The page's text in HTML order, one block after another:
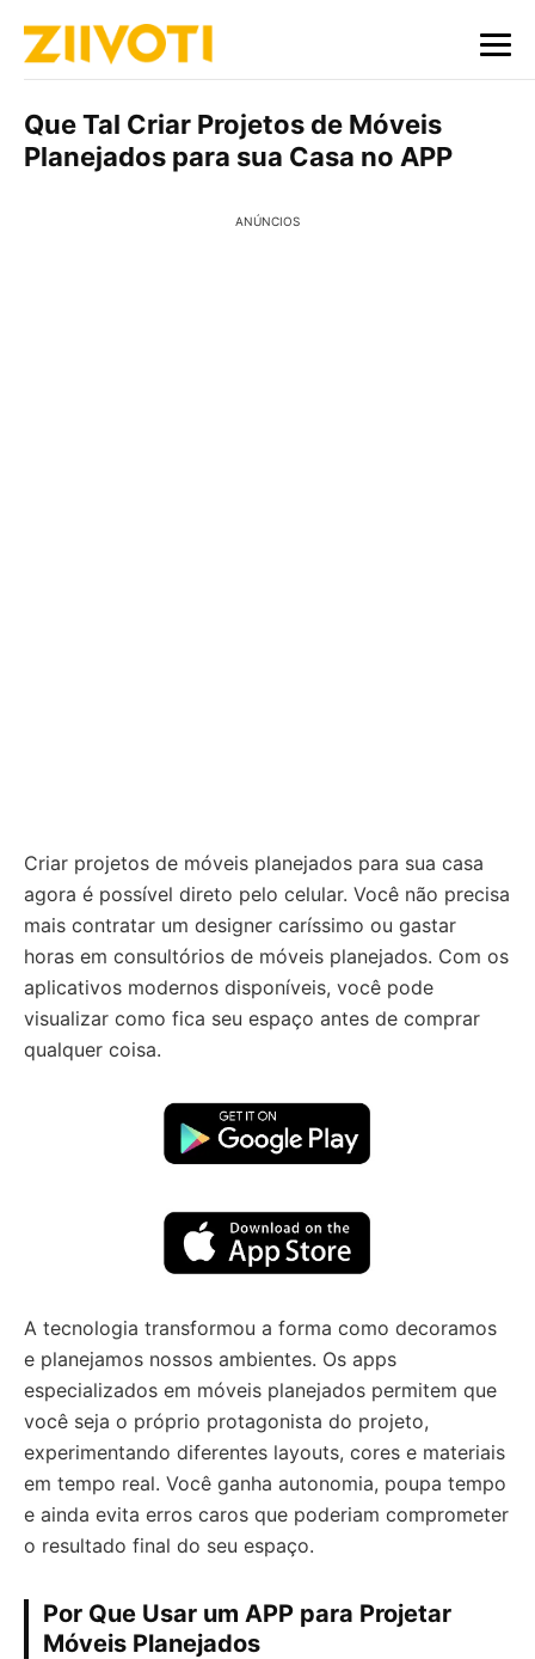
Que Tal Criar Projetos de Móveis
Planejados para sua Casa no APP
ANÚNCIOS
Criar projetos de móveis planejados para sua casa
agora é possível direto pelo celular. Você não precisa
mais contratar um designer caríssimo ou gastar
horas em consultórios de móveis planejados. Com os
aplicativos modernos disponíveis, você pode
visualizar como fica seu espaço antes de comprar
qualquer coisa.
A tecnologia transformou a forma como decoramos
e planejamos nossos ambientes. Os apps
especializados em móveis planejados permitem que
você seja o próprio protagonista do projeto,
experimentando diferentes layouts, cores e materiais
em tempo real. Você ganha autonomia, poupa tempo
e ainda evita erros caros que poderiam comprometer
o resultado final do seu espaço.
Por Que Usar um APP para Projetar
Móveis Planejados